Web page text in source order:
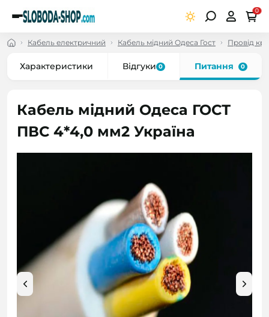
0
Кабель електричний Кабель мідний Одеса Гост Провід
Характеристики Відгуки 0 Питання 0
Кабель мідний Одеса ГОСТ
ПВС 4*4,0 мм2 Україна